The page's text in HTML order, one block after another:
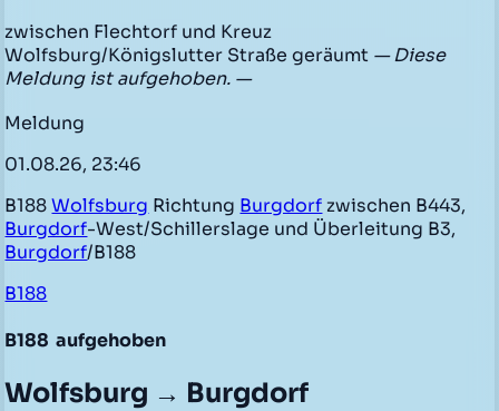
zwischen Flechtorf und Kreuz
Wolfsburg/Königslutter Straße geräumt — Diese
Meldung ist aufgehoben. —
Meldung
01.08.26, 23:46
B188Wolfsburg Richtung Burgdorf zwischen B443,
Burgdorf-West/Schillerslage und Überleitung B3,
Burgdorf/B188
B188
B188 aufgehoben
Wolfsburg → Burgdorf